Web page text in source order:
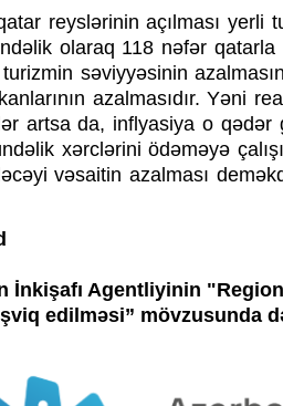
reyslərinin açılması yerli
olaraq 118 nəfər
səviyyəsinin
azalmasıdır. Yəni
artsa da, inflyasiya o qədər
xərclərini ödəməyə
vəsaitin azalması
İnkişafı Agentliyinin
edilməsi” mövzusunda